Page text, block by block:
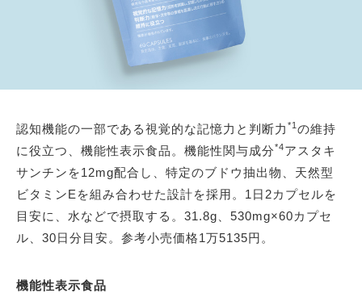
認知機能の一部である視覚的な記憶力と判断力 *1 の維持
に役立つ、機能性表示食品。機能性関与成分*4アスタキ
サンチンを12mg配合し、特定のブドウ抽出物、天然型
ビタミンEを組み合わせた設計を採用。1日2カプセルを
目安に、水などで摂取する。31.8g、530mg×60カプセ
ル、30日分目安。参考小売価格1万5135円。
機能性表示食品